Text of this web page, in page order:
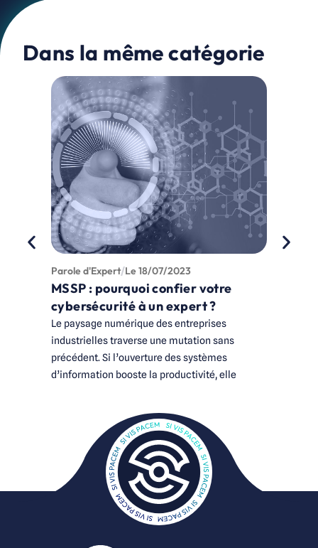
Dans la même catégorie
Parole d'Expert Le18/07/2023
MSSP : pourquoi confier votre
cybersécurité à un expert ?
Le paysage numérique des entreprises
industrielles traverse une mutation sans
précédent. Si l’ouverture des systèmes
d’information booste la productivité, elle